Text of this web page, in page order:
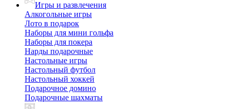
Игры и развлечения
Алкогольные игры
Лото в подарок
Наборы для мини гольфа
Наборы для покера
Нарды подарочные
Настольные игры
Настольный футбол
Настольный хоккей
Подарочное домино
Подарочные шахматы